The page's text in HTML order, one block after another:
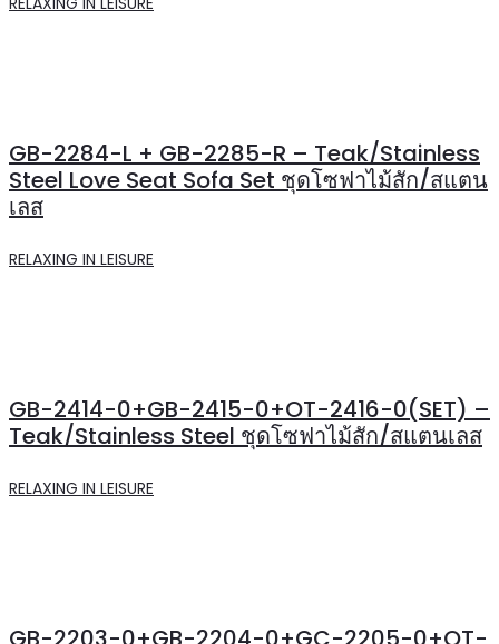
GB-2284-L + GB-2285-R – Teak/Stainless
Steel Love Seat Sofa Set ชุดโซฟาไม้สัก/สแตน
เลส
RELAXING IN LEISURE
GB-2414-0+GB-2415-0+OT-2416-0(SET) –
Teak/Stainless Steel ชุดโซฟาไม้สัก/สแตนเลส
RELAXING IN LEISURE